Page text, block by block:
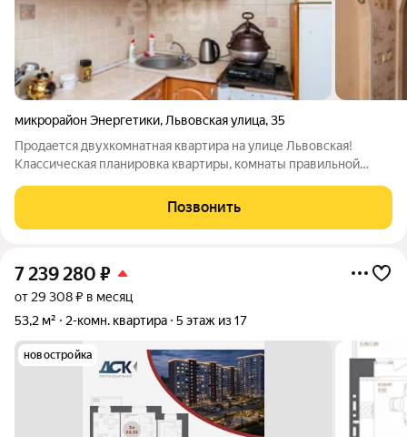
микрорайон Энергетики, Львовская улица,35
Продается двухкомнатная квартира на улице Львовская!
Классическая планировка квартиры, комнаты правильной
это восходы и закаты, это быстрое проветривание квартиры,
это присмотр за детьми во
Позвонить
7 239 280 ₽
от 29 308 ₽ в месяц
53,2 м²
2-комн. квартира 5 этаж из 17
новостройка